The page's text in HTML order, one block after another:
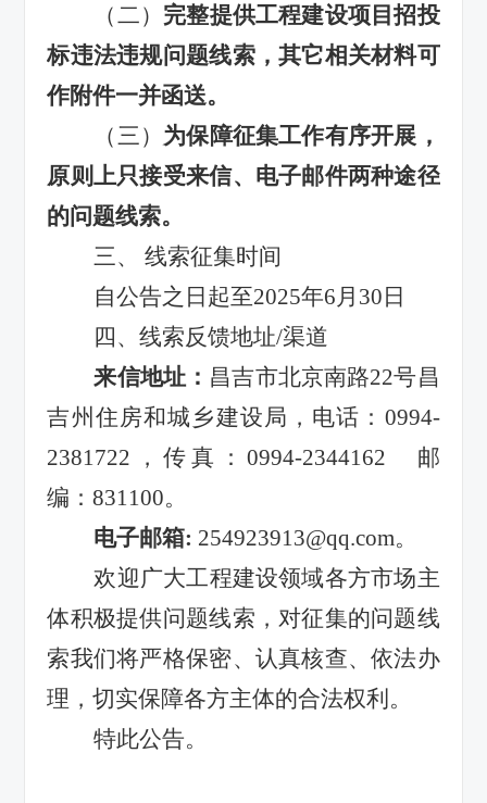
（二） 完整提供工程建设项目招投
标违法违规问题线索，其它相关材料可
作附件一并函送。
（三） 为保障征集工作有序开展，
原则上只接受来信、电子邮件两种途径
的问题线索。
三、线索征集时间
自公告之日起至2025年6月30日
四、线索反馈地址/渠道
来信地址： 昌吉市北京南路22号昌
吉州住房和城乡建设局，电话：0994-
2381722，传真：0994-2344162 邮
编：831100。
电子邮箱: 254923913@qq.com。
欢迎广大工程建设领域各方市场主
体积极提供问题线索 ，对征集的问题线
索我们将严格保密、认真核查、依法办
理，切实保障各方主体的合法权利。
特此公告。